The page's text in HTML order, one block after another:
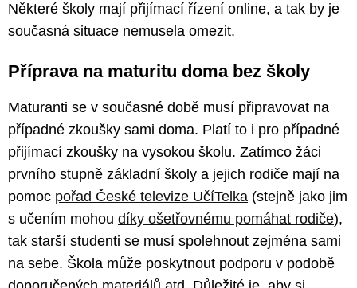
Některé školy mají přijímací řízení online, a tak by je
současná situace nemusela omezit.
Příprava na maturitu doma bez školy
Maturanti se v současné době musí připravovat na
případné zkoušky sami doma. Platí to i pro případné
přijímací zkoušky na vysokou školu. Zatímco žáci
prvního stupně základní školy a jejich rodiče mají na
pomoc pořad České televize UčíTelka (stejně jako jim
s učením mohou díky ošetřovnému pomáhat rodiče),
tak starší studenti se musí spolehnout zejména sami
na sebe. Škola může poskytnout podporu v podobě